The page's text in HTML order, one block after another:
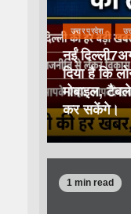
उत्तर प्रदेश
नईं
दिया है कि
मोबाइल,
कर सकेंगे।
1 min read